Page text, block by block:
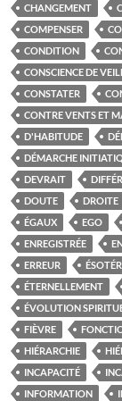
CHANGEMENT
COMPENSER
CONDITION
CONSCIENCE DE
CONSTATER
CONTRE VENTS ET
D'HABITUDE
DÉMARCHE
DEVRAIT
DOUTE
DROITE
ÉGAUX
EGO
ENREGISTRÉE
ERREUR
ÉTERNELLEMENT
ÉVOLUTION
FIÈVRE
HIÉRARCHIE
INCAPACITÉ
INFORMATION